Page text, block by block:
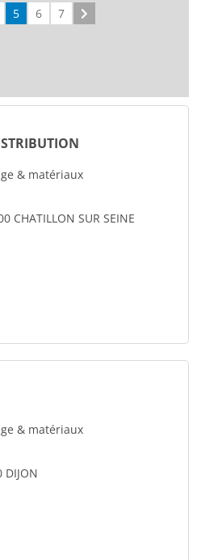
5 6 7
& matériaux
CHATILLON SUR SEINE
& matériaux
DIJON